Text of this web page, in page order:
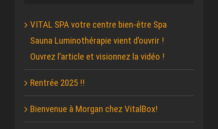
VITAL SPA votre centre bien-être Spa
Sauna Luminothérapie vient d’ouvrir !
Ouvrez l’article et visionnez la vidéo !
Rentrée 2025 !!
Bienvenue à Morgan chez VitalBox!